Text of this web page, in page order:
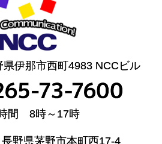
伊那市西町4983 NCCビル
間 8時～17時
野県茅野市本町西17-4